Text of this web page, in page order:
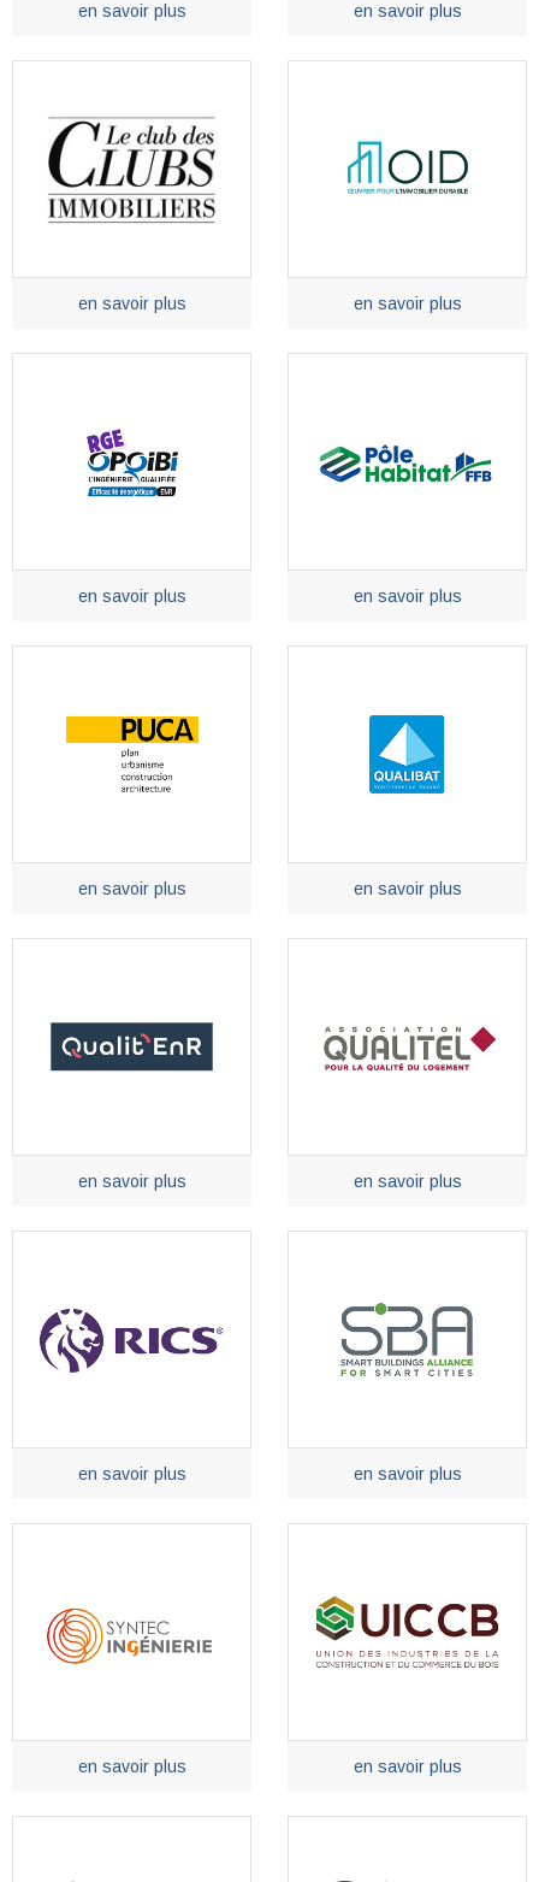
en savoir plus en savoir plus
en savoir plus en savoir plus
en savoir plus en savoir plus
en savoir plus en savoir plus
en savoir plus en savoir plus
en savoir plus en savoir plus
en savoir plus en savoir plus